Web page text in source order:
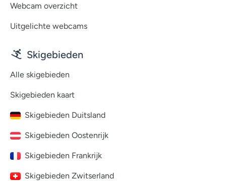
Webcam overzicht
Uitgelichte webcams
Skigebieden
Alle skigebieden
Skigebieden kaart
Skigebieden Duitsland
Skigebieden Oostenrijk
Skigebieden Frankrijk
Skigebieden Zwitserland